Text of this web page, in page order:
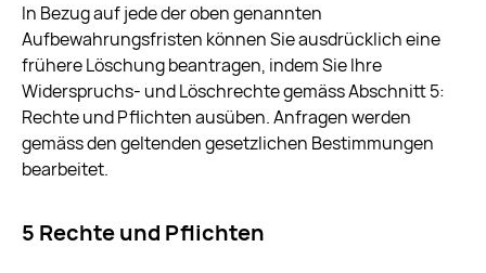
In Bezug auf jede der oben genannten
Aufbewahrungsfristen können Sie ausdrücklich eine
frühere Löschung beantragen, indem Sie Ihre
Widerspruchs- und Löschrechte gemäss Abschnitt 5:
Rechte und Pflichten ausüben. Anfragen werden
gemäss den geltenden gesetzlichen Bestimmungen
bearbeitet.
5 Rechte und Pflichten